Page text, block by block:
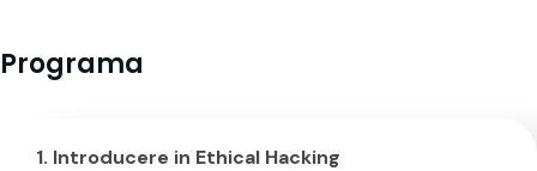
Programa
Introducere in Ethical Hacking